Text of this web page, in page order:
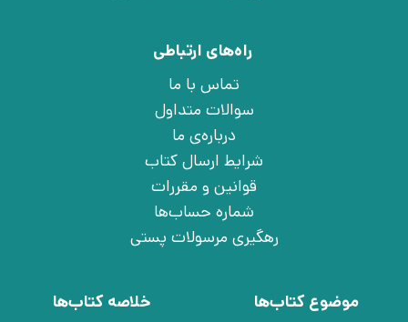
راه‌های ارتباطی
تماس با ما
سوالات متداول
درباره‌ی ما
شرایط ارسال کتاب
قوانین و مقررات
شماره حساب‌ها
رهگیری مرسولات پستی
موضوع کتاب‌ها
خلاصه کتاب‌ها